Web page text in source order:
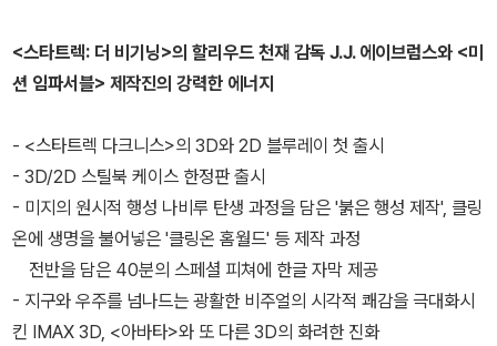
<스타트렉: 더 비기닝>의 할리우드 천재 감독 J.J. 에이브럼스와 <미
션 임파서블> 제작진의 강력한 에너지
- <스타트렉 다크니스>의 3D와 2D 블루레이 첫 출시
- 3D/2D 스틸북 케이스 한정판 출시
- 미지의 원시적 행성 나비루 탄생 과정을 담은 '붉은 행성 제작', 클링
온에 생명을 불어넣은 '클링온 홈월드' 등 제작 과정
전반을 담은 40분의 스페셜 피쳐에 한글 자막 제공
- 지구와 우주를 넘나드는 광활한 비주얼의 시각적 쾌감을 극대화시
킨 IMAX 3D, <아바타>와 또 다른 3D의 화려한 진화